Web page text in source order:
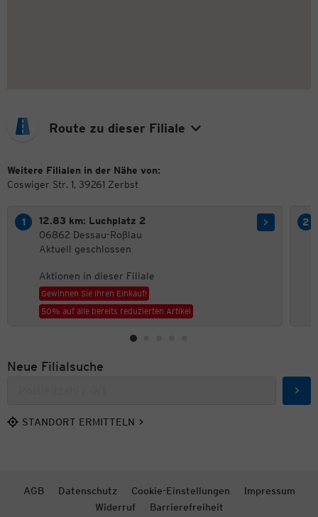
Route zu dieser Filiale
Weitere Filialen in der Nähe von:
Coswiger Str. 1, 39261 Zerbst
12.83 km: Luchplatz 2
06862 Dessau-Roßlau
Aktuell geschlossen
Aktionen in dieser Filiale
Gewinnen Sie Ihren Einkauf!
50% auf alle bereits reduzierten Artikel
Neue Filialsuche
STANDORT ERMITTELN
AGB Datenschutz Cookie-Einstellungen
Impressum
Widerruf
Barrierefreiheit